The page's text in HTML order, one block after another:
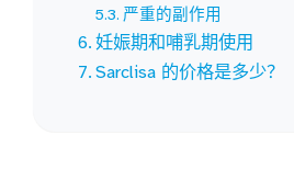
严重的副作用
妊娠期和哺乳期使用
Sarclisa 的价格是多少？